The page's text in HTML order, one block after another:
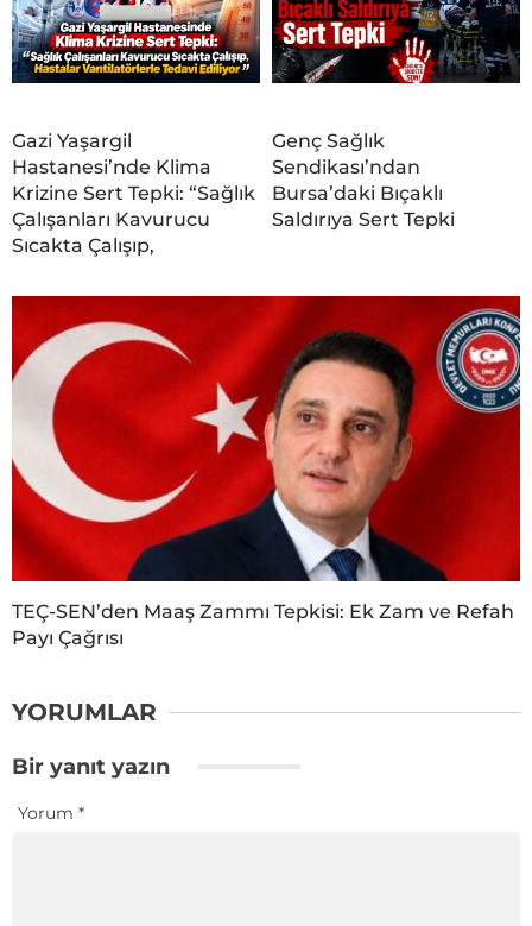
Gazi Yaşargil
Hastanesi’nde Klima
Krizine Sert Tepki: “Sağlık
Çalışanları Kavurucu
Sıcakta Çalışıp,
Genç Sağlık
Sendikası’ndan
Bursa’daki Bıçaklı
Saldırıya Sert Tepki
TEÇ-SEN’den Maaş Zammı Tepkisi: Ek Zam ve Refah
Payı Çağrısı
YORUMLAR
Bir yanıt yazın
Yorum *